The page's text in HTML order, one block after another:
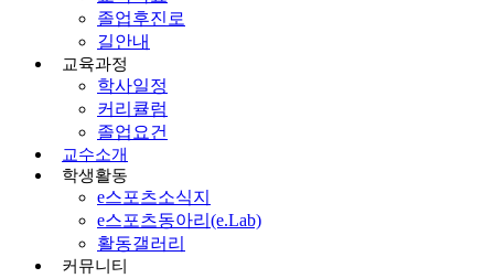
졸업후진로
길안내
교육과정
학사일정
커리큘럼
졸업요건
교수소개
학생활동
e스포츠소식지
e스포츠동아리(e.Lab)
활동갤러리
커뮤니티